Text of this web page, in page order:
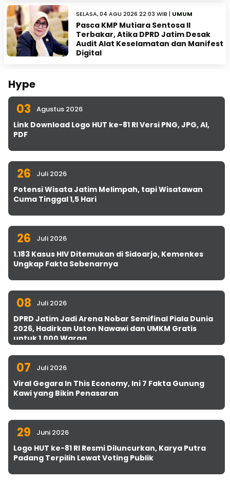
SELASA, 04 AGU 2026 22:03 WIB | UMUM
Pasca KMP Mutiara Sentosa II
Terbakar, Atika DPRD Jatim Desak
Audit Alat Keselamatan dan Manifest
Digital
Hype
03 Agustus 2026
Link Download Logo HUT ke-81 RI Versi PNG, JPG, AI,
PDF
26 Juli 2026
Potensi Wisata Jatim Melimpah, tapi Wisatawan
Cuma Tinggal 1,5 Hari
26 Juli 2026
1.183 Kasus HIV Ditemukan di Sidoarjo, Kemenkes
Ungkap Fakta Sebenarnya
08 Juli 2026
DPRD Jatim Jadi Arena Nobar Semifinal Piala Dunia
2026, Hadirkan Uston Nawawi dan UMKM Gratis
untuk 1.000 Warga
07 Juli 2026
Viral Gegara In This Economy, Ini 7 Fakta Gunung
Kawi yang Bikin Penasaran
29 Juni 2026
Logo HUT ke-81 RI Resmi Diluncurkan, Karya Putra
Padang Terpilih Lewat Voting Publik